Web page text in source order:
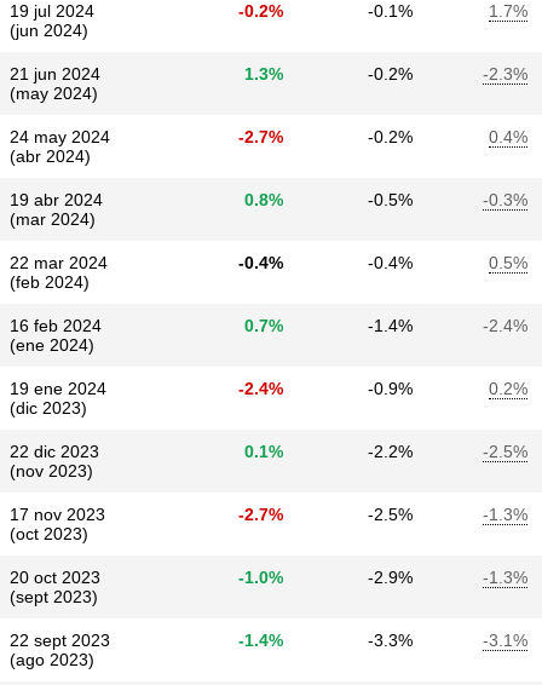
19 jul 2024
(jun 2024)
-0.2% -0.1% 1.7%
21 jun 2024
(may 2024)
1.3% -0.2% -2.3%
24 may 2024
(abr 2024)
-2.7% -0.2% 0.4%
19 abr 2024
(mar 2024)
0.8% -0.5% -0.3%
22 mar 2024
(feb 2024)
-0.4% -0.4% 0.5%
16 feb 2024
(ene 2024)
0.7% -1.4% -2.4%
19 ene 2024
(dic 2023)
-2.4% -0.9% 0.2%
22 dic 2023
(nov 2023)
0.1% -2.2% -2.5%
17 nov 2023
(oct 2023)
-2.7% -2.5% -1.3%
20 oct 2023
(sept 2023)
-1.0% -2.9% -1.3%
22 sept 2023
(ago 2023)
-1.4% -3.3% -3.1%